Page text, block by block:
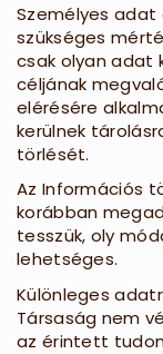
Személyes adat
szükséges
csak olyan adat
céljának
elérésére
kerülnek
törlését.
Az Információs
korábban
tesszük, oly
lehetséges.
Különleges
Társaság nem
az érintett